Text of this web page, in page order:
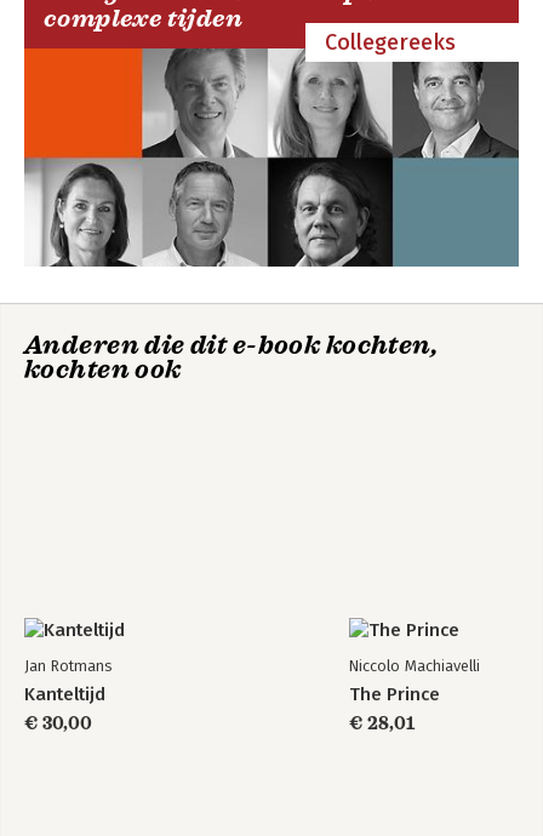
Bekijk alle boeken
complexe tijden
Collegereeks
Anderen die dit e-book kochten,
kochten ook
Jan Rotmans
Kanteltijd
€ 30,00
Niccolo Machiavelli
The Prince
€ 28,01